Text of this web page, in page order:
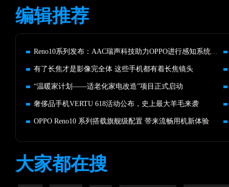
编辑推荐
Reno10系列发布：AAC瑞声科技助力OPPO进行感知系统升级
有了长焦才是影像完全体 这些手机都有着长焦镜头
“温暖家计划——适老化家电改造”项目正式启动
奢侈品手机VERTU 618活动公布，史上最大羊毛来袭
OPPO Reno10 系列搭载旗舰级配置 带来流畅用机新体验
大家都在搜